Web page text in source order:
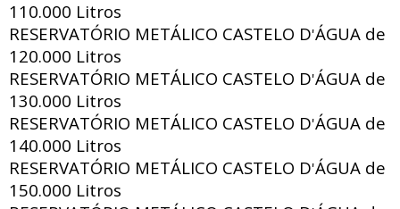
110.000 Litros
RESERVATÓRIO METÁLICO CASTELO D'ÁGUA de
120.000 Litros
RESERVATÓRIO METÁLICO CASTELO D'ÁGUA de
130.000 Litros
RESERVATÓRIO METÁLICO CASTELO D'ÁGUA de
140.000 Litros
RESERVATÓRIO METÁLICO CASTELO D'ÁGUA de
150.000 Litros